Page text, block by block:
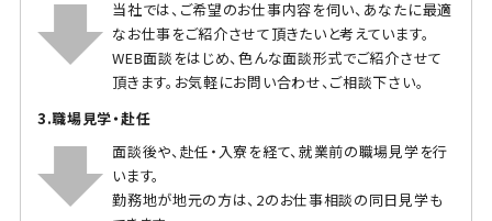
当社では、ご希望のお仕事内容を伺い、あなたに最適
なお仕事をご紹介させて頂きたいと考えています。
WEB面談をはじめ、色んな面談形式でご紹介させて
頂きます。お気軽にお問い合わせ、ご相談下さい。
3.職場見学・赴任
面談後や、赴任・入寮を経て、就業前の職場見学を行
います。
勤務地が地元の方は、2のお仕事相談の同日見学も